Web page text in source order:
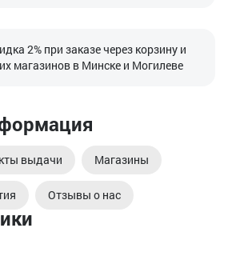
2% при заказе через корзину и
магазинов в Минске и Могилеве
выдачи Магазины
Отзывы о нас